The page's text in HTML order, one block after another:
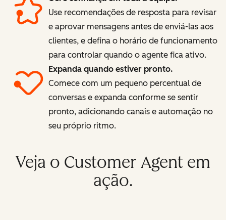
Use recomendações de resposta para revisar
e aprovar mensagens antes de enviá-las aos
clientes, e defina o horário de funcionamento
para controlar quando o agente fica ativo.
Expanda quando estiver pronto.
Comece com um pequeno percentual de
conversas e expanda conforme se sentir
pronto, adicionando canais e automação no
seu próprio ritmo.
Veja o Customer Agent em
ação.